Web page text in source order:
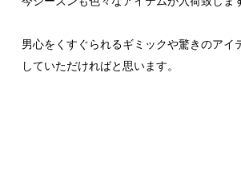
男心をくすぐられるギミックや驚きのアイ
していただければと思います。